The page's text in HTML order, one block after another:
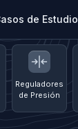
de Estudio
Reguladores
de Presión